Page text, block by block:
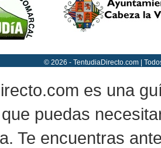
© 2026 - TentudiaDirecto.com |
es una
puedas
Te encuentras